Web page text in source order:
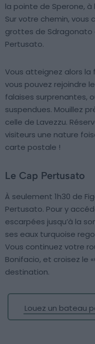
la pointe de Sperone, à
Sur votre chemin, vous
grottes de Sdragonato
Pertusato.
Vous atteignez alors la
vous pouvez rejoindre
falaises surprenantes,
suspendues. Mouillez
celle de Lavezzu.
visiteurs une nature
carte postale !
Le Cap Pertusato
À seulement 1h30 de
Pertusato. Pour y
escarpées jusqu’à la
ses eaux turquoise
Vous continuez votre
Bonifacio, et croisez le
destination.
Louez un bateau